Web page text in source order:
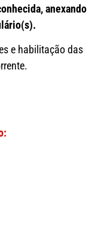
anexando
e habilitação das